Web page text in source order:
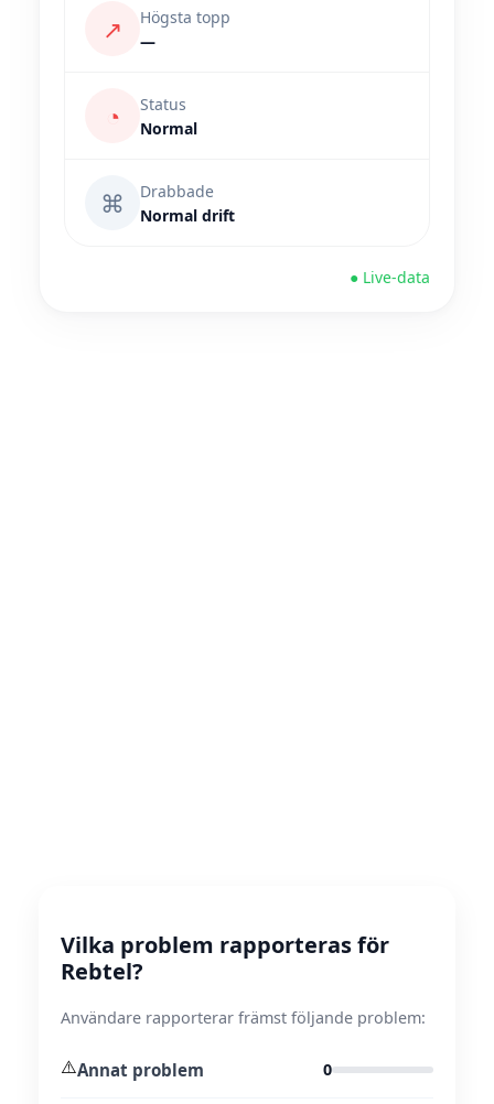
↗
Högsta topp
—
◔
Status
Normal
⌘
Drabbade
Normal drift
● Live-data
Vilka problem rapporteras för
Rebtel?
Användare rapporterar främst följande problem:
⚠️Annat problem 0